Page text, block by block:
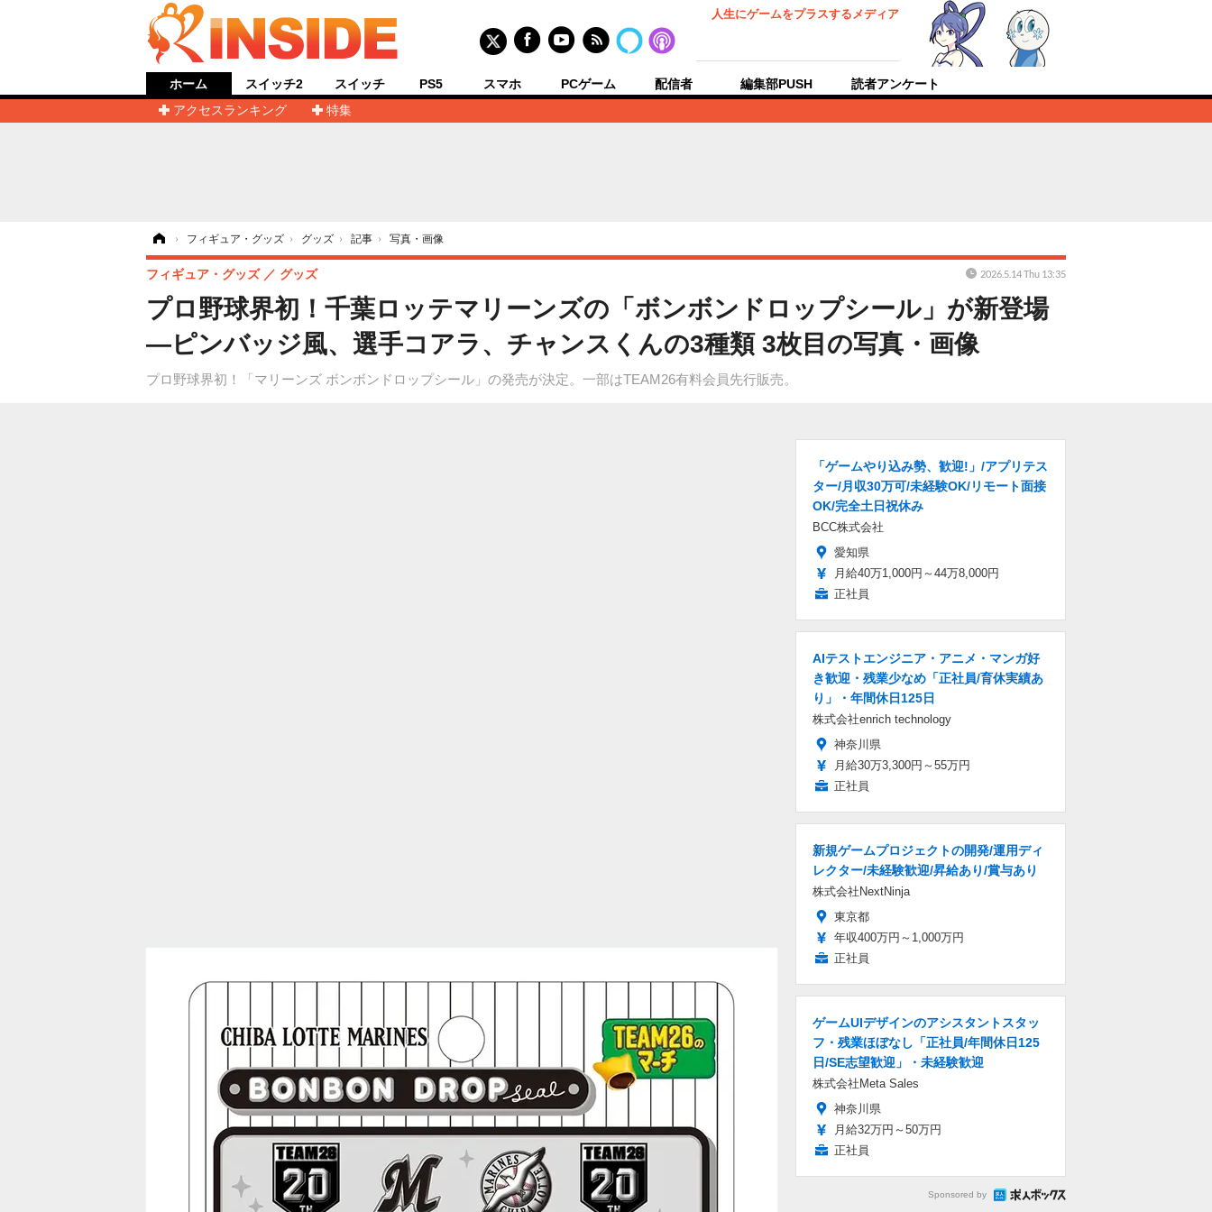
人生にゲームをプラスするメディア
ホーム
アクセスランキング
特集
スイッチ2 スイッチ PS5 スマホ PCゲーム 配信者 編集部PUSH 読者アンケート
› フィギュア・グッズ › グッズ › 記事 › 写真・画像
プロ野球界初！千葉ロッテマリーンズの「ボンボンドロップシール」が新登場
―ピンバッジ風、選手コアラ、チャンスくんの3種類 3枚目の写真・画像
プロ野球界初！「マリーンズ ボンボンドロップシール」の発売が決定。一部はTEAM26有料会員先行販売。
フィギュア・グッズ グッズ 2026.5.14 Thu 13:35
「ゲームやり込み勢、歓迎!」/アプリテス
ター/月収30万可/未経験OK/リモート面接
OK/完全土日祝休み
BCC株式会社
愛知県
月給40万1,000円～44万8,000円
正社員
AIテストエンジニア・アニメ・マンガ好
き歓迎・残業少なめ「正社員/育休実績あ
り」・年間休日125日
株式会社enrich technology
神奈川県
月給30万3,300円～55万円
正社員
新規ゲームプロジェクトの開発/運用ディ
レクター/未経験歓迎/昇給あり/賞与あり
株式会社NextNinja
東京都
年収400万円～1,000万円
正社員
ゲームUIデザインのアシスタントスタッ
フ・残業ほぼなし「正社員/年間休日125
日/SE志望歓迎」・未経験歓迎
株式会社Meta Sales
神奈川県
月給32万円～50万円
正社員
Sponsored by